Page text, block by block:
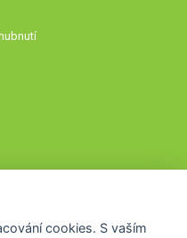
cookies. S vaším